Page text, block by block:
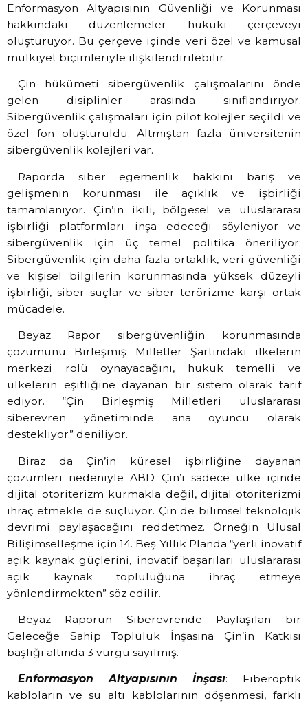
Enformasyon Altyapısının Güvenliği ve Korunması
hakkındaki düzenlemeler hukuki çerçeveyi
oluşturuyor. Bu çerçeve içinde veri özel ve kamusal
mülkiyet biçimleriyle ilişkilendirilebilir.
Çin hükümeti sibergüvenlik çalışmalarını önde
gelen disiplinler arasında sınıflandırıyor.
Sibergüvenlik çalışmaları için pilot kolejler seçildi ve
özel fon oluşturuldu. Altmıştan fazla üniversitenin
sibergüvenlik kolejleri var.
Raporda siber egemenlik hakkını barış ve
gelişmenin korunması ile açıklık ve işbirliği
tamamlanıyor. Çin’in ikili, bölgesel ve uluslararası
işbirliği platformları inşa edeceği söyleniyor ve
sibergüvenlik için üç temel politika öneriliyor:
Sibergüvenlik için daha fazla ortaklık, veri güvenliği
ve kişisel bilgilerin korunmasında yüksek düzeyli
işbirliği, siber suçlar ve siber terörizme karşı ortak
mücadele.
Beyaz Rapor sibergüvenliğin korunmasında
çözümünü Birleşmiş Milletler Şartındaki ilkelerin
merkezi rolü oynayacağını, hukuk temelli ve
ülkelerin eşitliğine dayanan bir sistem olarak tarif
ediyor. “Çin Birleşmiş Milletleri uluslararası
siberevren yönetiminde ana oyuncu olarak
destekliyor” deniliyor.
Biraz da Çin’in küresel işbirliğine dayanan
çözümleri nedeniyle ABD Çin’i sadece ülke içinde
dijital otoriterizm kurmakla değil, dijital otoriterizmi
ihraç etmekle de suçluyor. Çin de bilimsel teknolojik
devrimi paylaşacağını reddetmez. Örneğin Ulusal
Bilişimselleşme için 14. Beş Yıllık Planda “yerli inovatif
açık kaynak güçlerini, inovatif başarıları uluslararası
açık kaynak topluluğuna ihraç etmeye
yönlendirmekten” söz edilir.
Beyaz Raporun Siberevrende Paylaşılan bir
Geleceğe Sahip Topluluk İnşasına Çin’in Katkısı
başlığı altında 3 vurgu sayılmış.
Enformasyon Altyapısının İnşası: Fiberoptik
kabloların ve su altı kablolarının döşenmesi, farklı